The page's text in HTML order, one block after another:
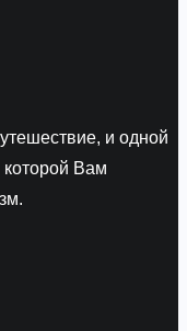
и одной
Вам